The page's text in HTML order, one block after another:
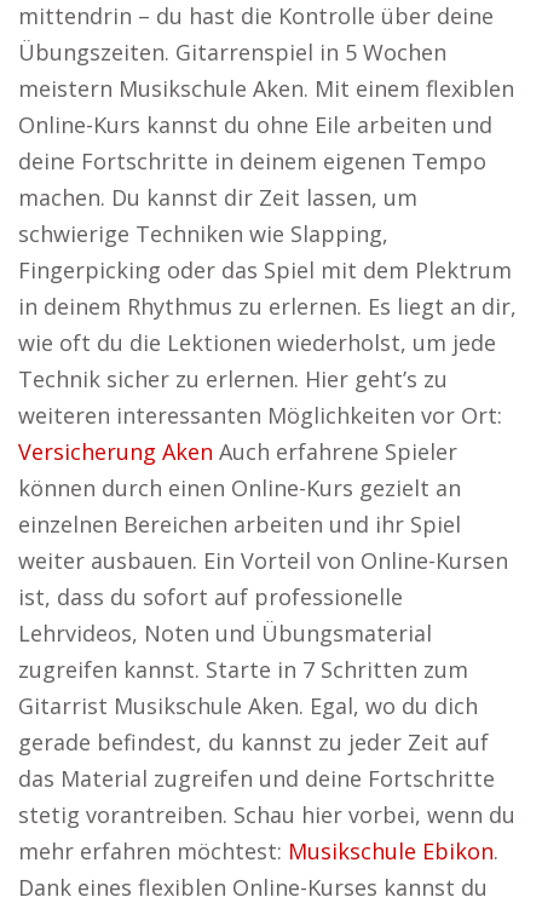
mittendrin – du hast die Kontrolle über deine
Übungszeiten. Gitarrenspiel in 5 Wochen
meistern Musikschule Aken. Mit einem flexiblen
Online-Kurs kannst du ohne Eile arbeiten und
deine Fortschritte in deinem eigenen Tempo
machen. Du kannst dir Zeit lassen, um
schwierige Techniken wie Slapping,
Fingerpicking oder das Spiel mit dem Plektrum
in deinem Rhythmus zu erlernen. Es liegt an dir,
wie oft du die Lektionen wiederholst, um jede
Technik sicher zu erlernen. Hier geht’s zu
weiteren interessanten Möglichkeiten vor Ort:
Versicherung Aken Auch erfahrene Spieler
können durch einen Online-Kurs gezielt an
einzelnen Bereichen arbeiten und ihr Spiel
weiter ausbauen. Ein Vorteil von Online-Kursen
ist, dass du sofort auf professionelle
Lehrvideos, Noten und Übungsmaterial
zugreifen kannst. Starte in 7 Schritten zum
Gitarrist Musikschule Aken. Egal, wo du dich
gerade befindest, du kannst zu jeder Zeit auf
das Material zugreifen und deine Fortschritte
stetig vorantreiben. Schau hier vorbei, wenn du
mehr erfahren möchtest: Musikschule Ebikon.
Dank eines flexiblen Online-Kurses kannst du